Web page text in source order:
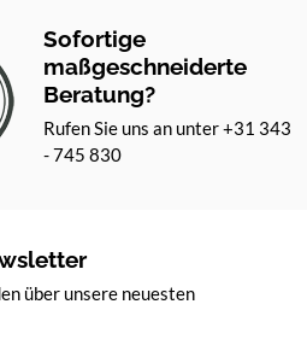
Sofortige
maßgeschneiderte
Beratung?
Rufen Sie uns an unter +31 343
- 745 830
über unsere neuesten